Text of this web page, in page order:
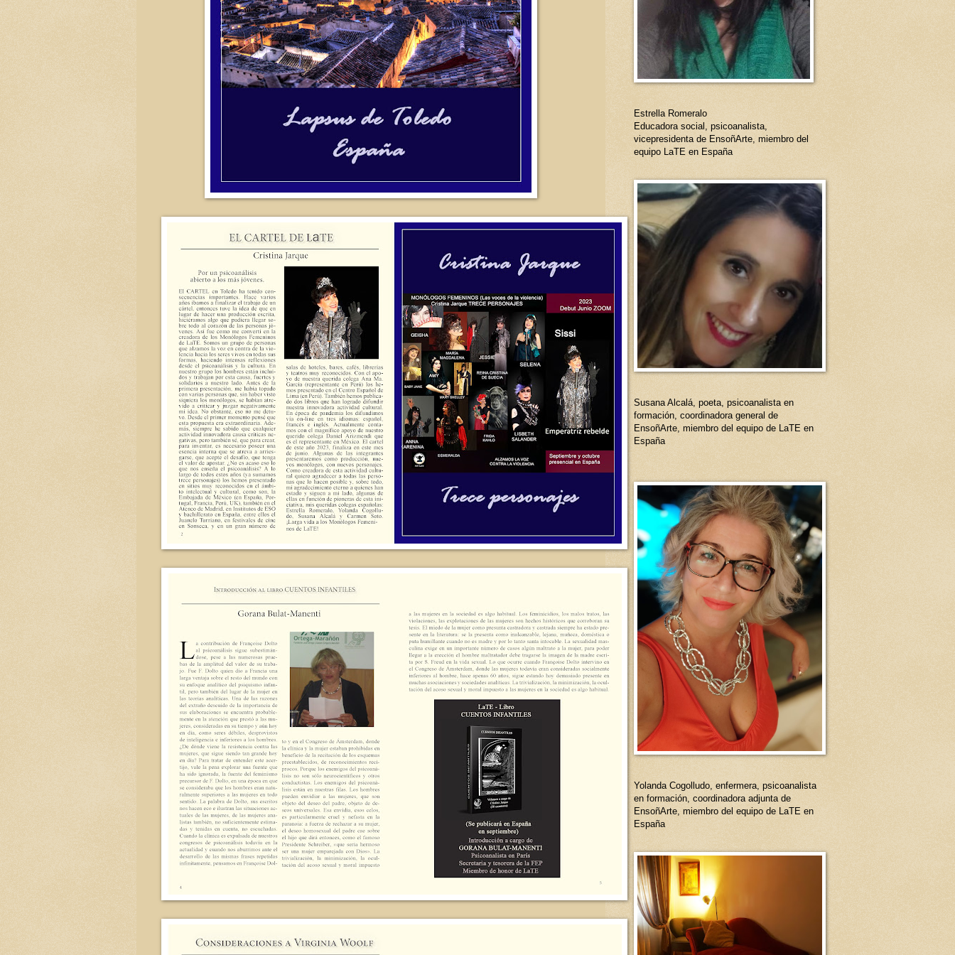
Estrella Romeralo
Educadora social, psicoanalista,
vicepresidenta de EnsoñArte, miembro del
equipo LaTE en España
Susana Alcalá, poeta, psicoanalista en
formación, coordinadora general de
EnsoñArte, miembro del equipo de LaTE en
España
Yolanda Cogolludo, enfermera, psicoanalista
en formación, coordinadora adjunta de
EnsoñArte, miembro del equipo de LaTE en
España